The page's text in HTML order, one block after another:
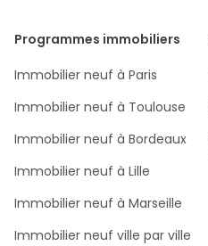
Programmes immobiliers
Immobilier neuf à Paris
Immobilier neuf à Toulouse
Immobilier neuf à Bordeaux
Immobilier neuf à Lille
Immobilier neuf à Marseille
Immobilier neuf ville par ville